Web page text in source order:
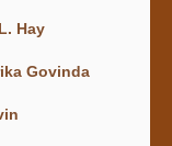
Hay
Govinda